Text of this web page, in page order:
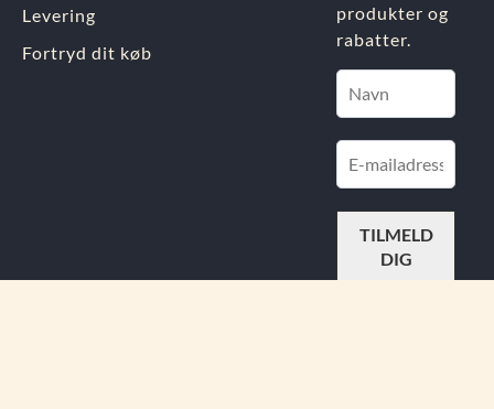
Levering
Fortryd dit køb
produkter og
rabatter.